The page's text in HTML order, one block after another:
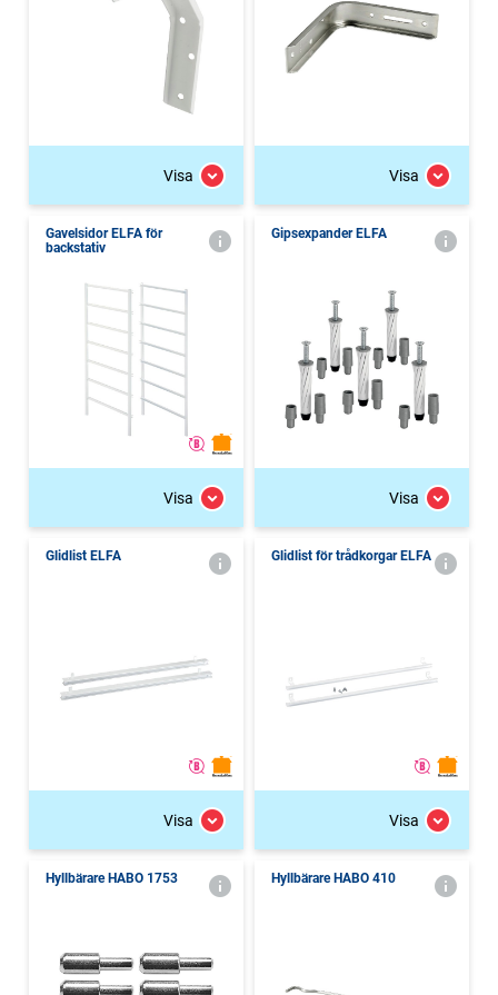
Visa Visa
Gavelsidor ELFA för
backstativ
Visa
Gipsexpander ELFA
Visa
Glidlist ELFA
Visa
Glidlist för trådkorgar ELFA
Visa
Hyllbärare HABO 1753 Hyllbärare HABO 410